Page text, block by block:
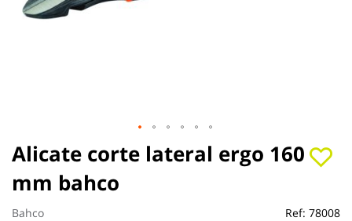
Alicate corte lateral ergo 160
mm bahco
Bahco Ref: 78008
Saltar
al
comienzo
de
la